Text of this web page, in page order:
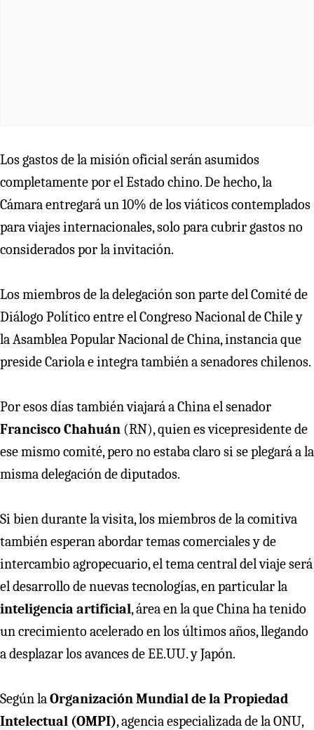
Los gastos de la misión oficial serán asumidos
completamente por el Estado chino. De hecho, la
Cámara entregará un 10% de los viáticos contemplados
para viajes internacionales, solo para cubrir gastos no
considerados por la invitación.
Los miembros de la delegación son parte del Comité de
Diálogo Político entre el Congreso Nacional de Chile y
la Asamblea Popular Nacional de China, instancia que
preside Cariola e integra también a senadores chilenos.
Por esos días también viajará a China el senador
Francisco Chahuán (RN), quien es vicepresidente de
ese mismo comité, pero no estaba claro si se plegará a la
misma delegación de diputados.
Si bien durante la visita, los miembros de la comitiva
también esperan abordar temas comerciales y de
intercambio agropecuario, el tema central del viaje será
el desarrollo de nuevas tecnologías, en particular la
inteligencia artificial, área en la que China ha tenido
un crecimiento acelerado en los últimos años, llegando
a desplazar los avances de EE.UU. y Japón.
Según laOrganización Mundial de la Propiedad
Intelectual (OMPI), agencia especializada de la ONU,